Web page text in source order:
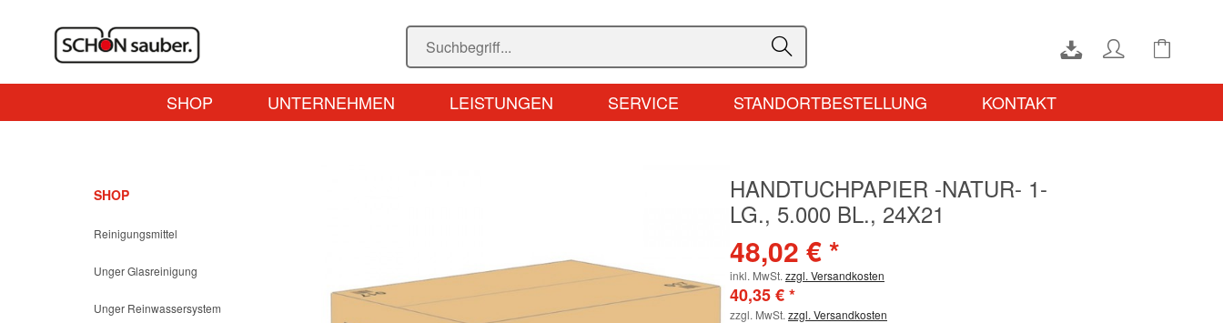
SHOP UNTERNEHMEN LEISTUNGEN SERVICE STANDORTBESTELLUNG KONTAKT
SHOP
Reinigungsmittel
Unger Glasreinigung
Unger Reinwassersystem
HANDTUCHPAPIER -NATUR- 1-
LG., 5.000 BL., 24X21
48,02 € *
inkl. MwSt. zzgl. Versandkosten
40,35 € *
zzgl. MwSt. zzgl. Versandkosten